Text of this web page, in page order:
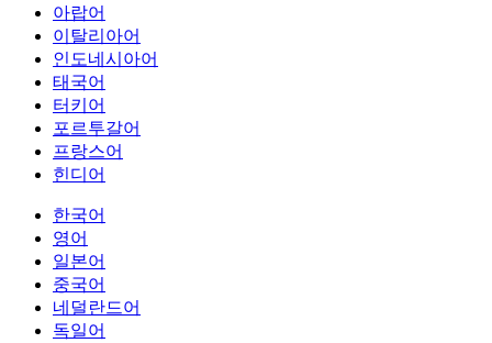
아랍어
이탈리아어
인도네시아어
태국어
터키어
포르투갈어
프랑스어
힌디어
한국어
영어
일본어
중국어
네덜란드어
독일어